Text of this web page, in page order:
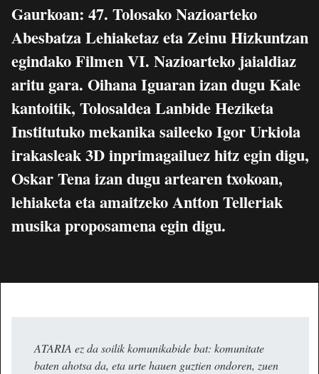
Gaurkoan: 47. Tolosako Nazioarteko
Abesbatza Lehiaketaz eta Zeinu Hizkuntzan
egindako Filmen VI. Nazioarteko jaialdiaz
aritu gara. Oihana Iguaran izan dugu Kale
kantoitik, Tolosaldea Lanbide Heziketa
Institutuko mekanika saileeko Igor Urkiola
irakasleak 3D inprimagailuez hitz egin digu,
Oskar Tena izan dugu artearen txokoan,
lehiaketa eta amaitzeko Antton Telleriak
musika proposamena egin digu.
ATARIA ez da soilik komunikabide bat: komunitate
baten ahotsa da, eta urte hauen guztien ondoren, zuen